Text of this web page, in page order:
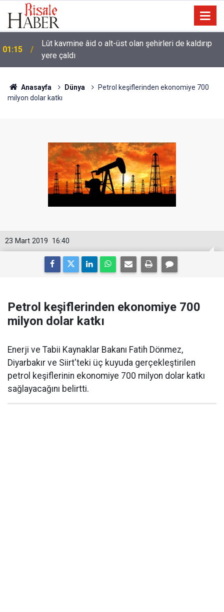
01:15
Lût kavmine âid o alt-üst olan şehirleri de kaldırıp
yere çaldı
Anasayfa Dünya
Petrol keşiflerinden ekonomiye 700
milyon dolar katkı
16:40
23 Mart 2019
Petrol keşiflerinden ekonomiye 700
milyon dolar katkı
Enerji ve Tabii Kaynaklar Bakanı Fatih Dönmez,
Diyarbakır ve Siirt'teki üç kuyuda gerçekleştirilen
petrol keşiflerinin ekonomiye 700 milyon dolar katkı
sağlayacağını belirtti.